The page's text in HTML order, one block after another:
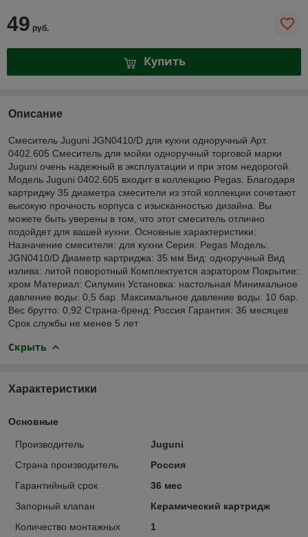
49 руб.
Купить
Описание
Смеситель Juguni JGN0410/D для кухни одноручный Арт.
0402.605 Смеситель для мойки одноручный торговой марки
Juguni очень надежный в эксплуатации и при этом недорогой.
Модель Juguni 0402.605 входит в коллекцию Pegas. Благодаря
картриджу 35 диаметра смесители из этой коллекции сочетают
высокую прочность корпуса с изысканностью дизайна. Вы
можете быть уверены в том, что этот смеситель отлично
подойдет для вашей кухни. Основные характеристики:
Назначение смесителя: для кухни Серия: Pegas Модель:
JGN0410/D Диаметр картриджа: 35 мм Вид: одноручный Вид
излива: литой поворотный Комплектуется аэратором Покрытие:
хром Материал: Силумин Установка: настольная Минимальное
давление воды: 0,5 бар. Максимальное давление воды: 10 бар.
Вес брутто: 0,92 Страна-бренд: Россия Гарантия: 36 месяцев
Срок службы не менее 5 лет
Скрыть
Характеристики
Основные
Производитель
Juguni
Страна производитель
Россия
Гарантийный срок
36 мес
Запорный клапан
Керамический картридж
Количество монтажных
1